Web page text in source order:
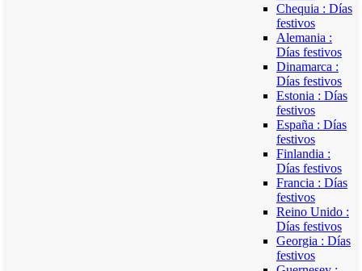
Chequia : Días
festivos
Alemania :
Días festivos
Dinamarca :
Días festivos
Estonia : Días
festivos
España : Días
festivos
Finlandia :
Días festivos
Francia : Días
festivos
Reino Unido :
Días festivos
Georgia : Días
festivos